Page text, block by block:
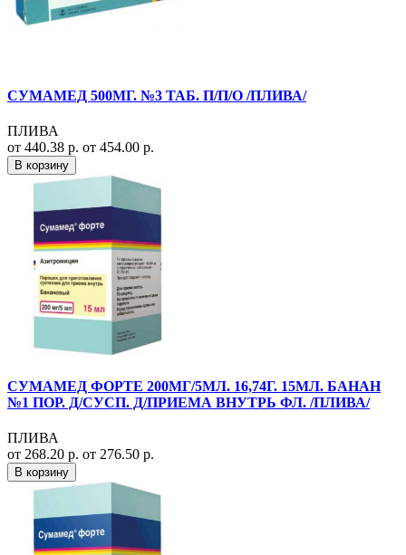
СУМАМЕД 500МГ. №3 ТАБ. П/П/О /ПЛИВА/
ПЛИВА
от 440.38 р. от 454.00 р.
В корзину
СУМАМЕД ФОРТЕ 200МГ/5МЛ. 16,74Г. 15МЛ. БАНАН
№1 ПОР. Д/СУСП. Д/ПРИЕМА ВНУТРЬ ФЛ. /ПЛИВА/
ПЛИВА
от 268.20 р. от 276.50 р.
В корзину